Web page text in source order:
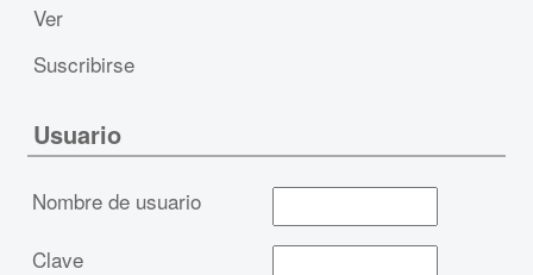
Ver
Suscribirse
Usuario
Nombre de usuario
Clave